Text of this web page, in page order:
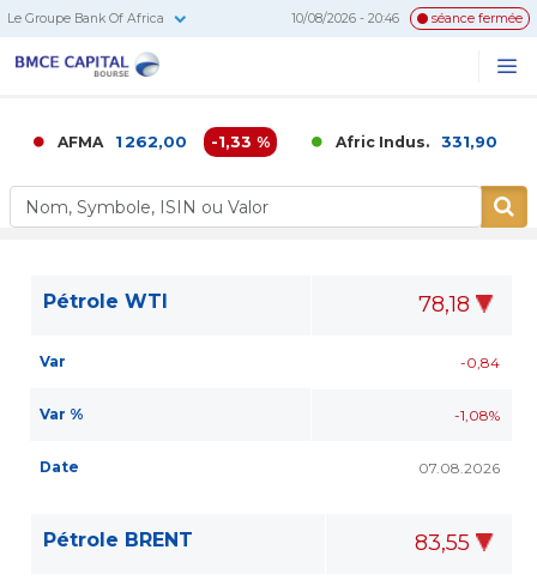
Le Groupe Bank Of Africa 10/08/2026 - 20:46 séance fermée
AFMA 1 262,00 -1,33 % Afric Indus. 331,90
Pétrole WTI 78,18
Var -0,84
Var % -1,08%
Date 07.08.2026
Pétrole BRENT 83,55